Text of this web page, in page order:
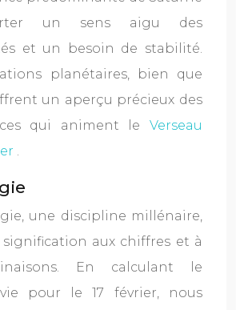
un sens aigu des
et un besoin de stabilité.
planétaires, bien que
un aperçu précieux des
qui animent le Verseau
.
une discipline millénaire,
aux chiffres et à
En calculant le
pour le 17 février, nous